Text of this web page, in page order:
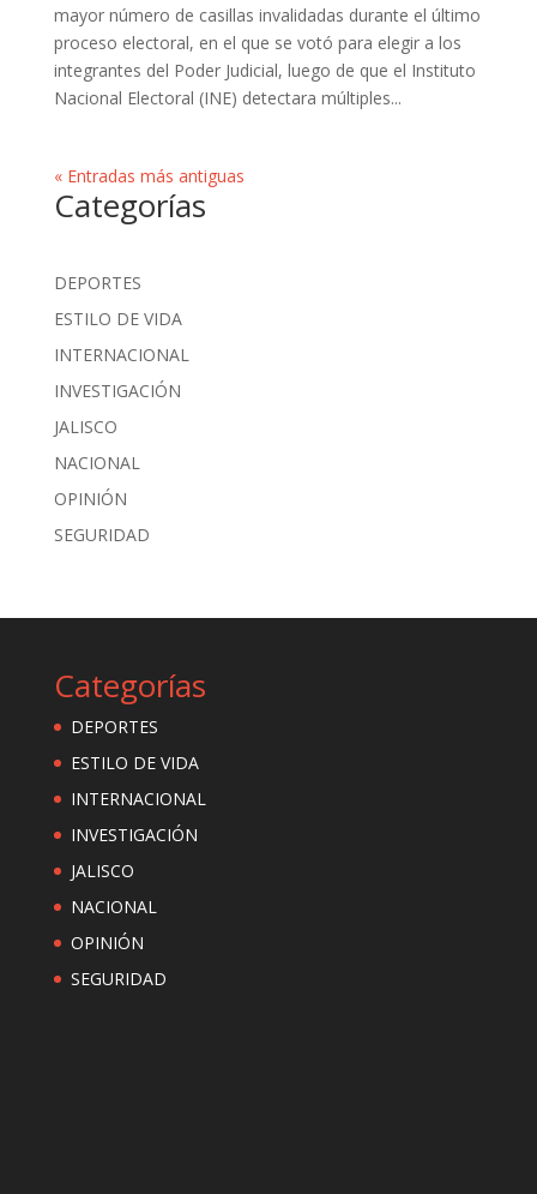
mayor número de casillas invalidadas durante el último
proceso electoral, en el que se votó para elegir a los
integrantes del Poder Judicial, luego de que el Instituto
Nacional Electoral (INE) detectara múltiples...
« Entradas más antiguas
Categorías
DEPORTES
ESTILO DE VIDA
INTERNACIONAL
INVESTIGACIÓN
JALISCO
NACIONAL
OPINIÓN
SEGURIDAD
Categorías
DEPORTES
ESTILO DE VIDA
INTERNACIONAL
INVESTIGACIÓN
JALISCO
NACIONAL
OPINIÓN
SEGURIDAD